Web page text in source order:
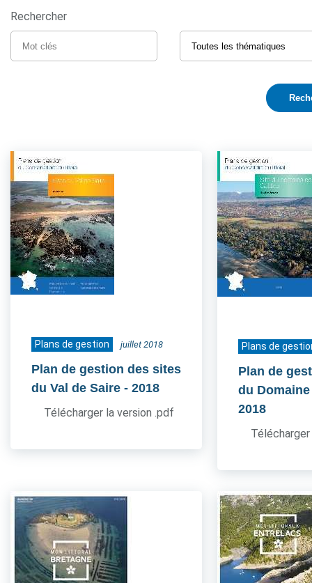
Rechercher
Plans de gestion juillet 2018
Plan de gestion des sites
du Val de Saire - 2018
Télécharger la version .pdf
Plans de
Plan de
du
2018